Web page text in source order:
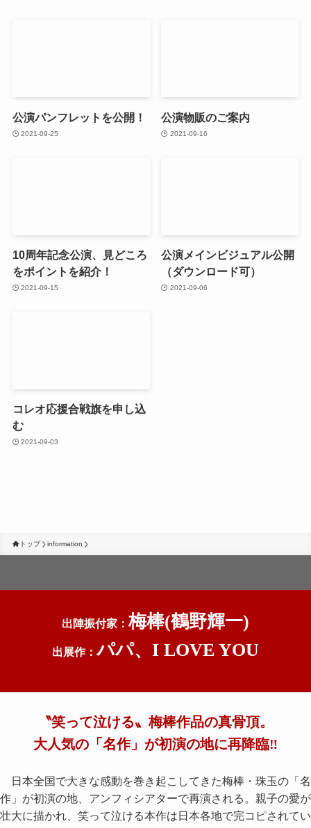
公演パンフレットを公開！
2021-09-25
公演物販のご案内
2021-09-16
10周年記念公演、見どころ
をポイントを紹介！
2021-09-15
公演メインビジュアル公開
（ダウンロード可）
2021-09-06
コレオ応援合戦旗を申し込
む
2021-09-03
トップ information
出陣振付家：梅棒(鶴野輝一)
出展作：パパ、I LOVE YOU
〝笑って泣ける〟梅棒作品の真骨頂。
大人気の「名作」が初演の地に再降臨‼
日本全国で大きな感動を巻き起こしてきた梅棒・珠玉の「名
作」が初演の地、アンフィシアターで再演される。親子の愛が
壮大に描かれ、笑って泣ける本作は日本各地で完コピされてい